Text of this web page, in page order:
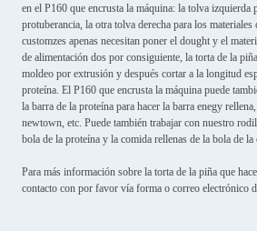
en el P160 que encrusta la máquina: la tolva izquierda
protuberancia, la otra tolva derecha para los materiales
customzes apenas necesitan poner el dought y el
de alimentación dos por consiguiente, la torta de la
moldeo por extrusión y después cortar a la longitud
proteína. El P160 que encrusta la máquina puede
la barra de la proteína para hacer la barra enegy
newtown, etc. Puede también trabajar con nuestro
bola de la proteína y la comida rellenas de la bola de la
Para más información sobre la torta de la piña que
contacto con por favor vía forma o correo electrónico